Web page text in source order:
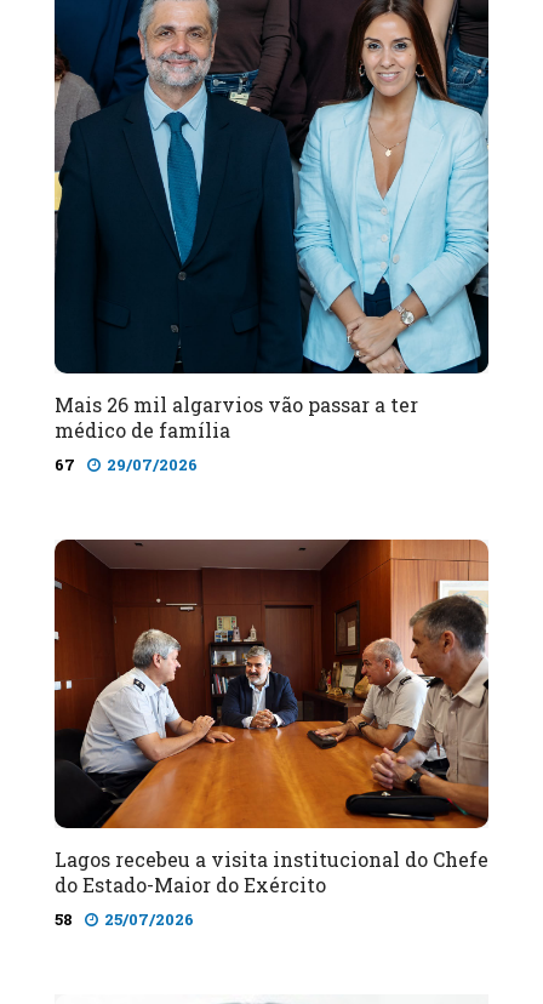
Mais 26 mil algarvios vão passar a ter
médico de família
67 29/07/2026
Lagos recebeu a visita institucional do Chefe
do Estado-Maior do Exército
58 25/07/2026